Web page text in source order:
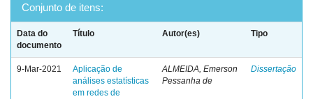
Conjunto de itens:
Data do
documento
Título Autor(es) Tipo
9-Mar-2021
Aplicação de
análises estatísticas
em redes de
ALMEIDA, Emerson
Pessanha de
Dissertação